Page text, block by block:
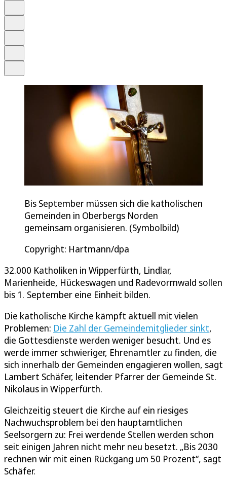
Bis September müssen sich die katholischen
Gemeinden in Oberbergs Norden
gemeinsam organisieren. (Symbolbild)
Copyright: Hartmann/dpa
32.000 Katholiken in Wipperfürth, Lindlar,
Marienheide, Hückeswagen und Radevormwald sollen
bis 1. September eine Einheit bilden.
Die katholische Kirche kämpft aktuell mit vielen
Problemen: Die Zahl der Gemeindemitglieder sinkt,
die Gottesdienste werden weniger besucht. Und es
werde immer schwieriger, Ehrenamtler zu finden, die
sich innerhalb der Gemeinden engagieren wollen, sagt
Lambert Schäfer, leitender Pfarrer der Gemeinde St.
Nikolaus in Wipperfürth.
Gleichzeitig steuert die Kirche auf ein riesiges
Nachwuchsproblem bei den hauptamtlichen
Seelsorgern zu: Frei werdende Stellen werden schon
seit einigen Jahren nicht mehr neu besetzt. „Bis 2030
rechnen wir mit einen Rückgang um 50 Prozent“, sagt
Schäfer.